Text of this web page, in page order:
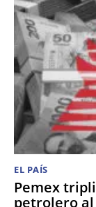
EL PAÍS
Pemex
petrolero